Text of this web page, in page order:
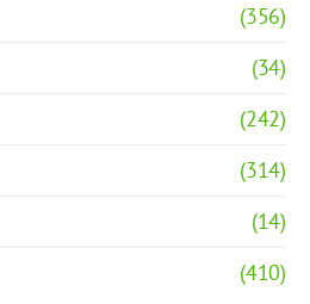
(356)
(34)
(242)
(314)
(14)
(410)